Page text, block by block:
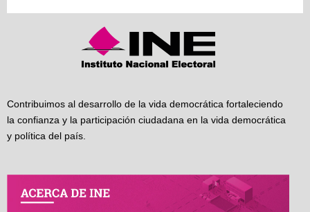
Contribuimos al desarrollo de la vida democrática fortaleciendo
la confianza y la participación ciudadana en la vida democrática
y política del país.